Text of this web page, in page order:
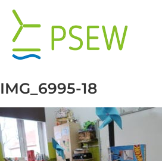
Przejdź
zawartości
IMG_6995-18